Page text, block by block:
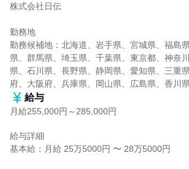
株式会社日伝
勤務地
勤務候補地：北海道、岩手県、宮城県、福島
県、群馬県、埼玉県、千葉県、東京都、神奈
県、石川県、長野県、静岡県、愛知県、三重
府、大阪府、兵庫県、岡山県、広島県、香川
給与
月給255,000円～285,000円
給与詳細
基本給：月給 25万5000円 〜 28万5000円